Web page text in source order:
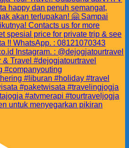
untuk menyegarkan pikiran